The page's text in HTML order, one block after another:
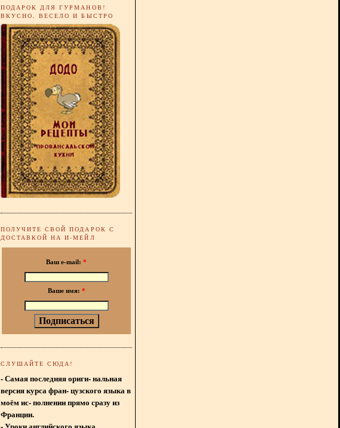
ПОДАРОК ДЛЯ ГУРМАНОВ!
ВКУСНО, ВЕСЕЛО И БЫСТРО
ПОЛУЧИТЕ СВОЙ ПОДАРОК С
ДОСТАВКОЙ НА И-МЕЙЛ
Ваш e-mail: *
Ваше имя: *
СЛУШАЙТЕ СЮДА!
- Самая последняя ориги- нальная
версия курса фран- цузского языка в
моём ис- полнении прямо сразу из
Франции.
- Уроки английского языка,